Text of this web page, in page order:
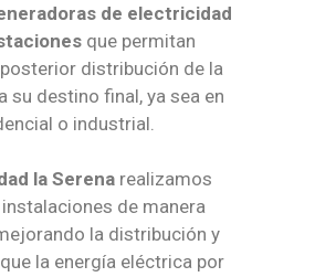
de electricidad
que permitan
distribución de la
su destino final, ya sea en
o industrial.
la Serena realizamos
de manera
la distribución y
la energía eléctrica por